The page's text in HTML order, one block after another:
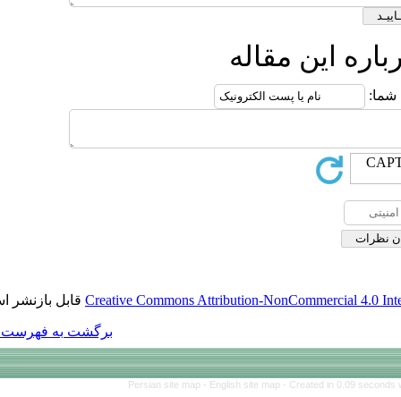
Creative Commonsقابل بازنشر است.
Persian site map